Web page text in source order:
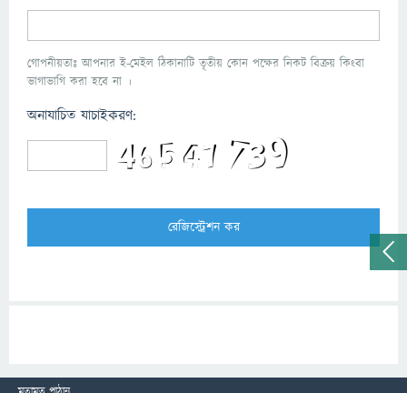
গোপনীয়তাঃ আপনার ই-মেইল ঠিকানাটি তৃতীয় কোন পক্ষের নিকট বিক্রয় কিংবা
ভাগাভাগি করা হবে না ।
অনাযাচিত যাচাইকরণ: